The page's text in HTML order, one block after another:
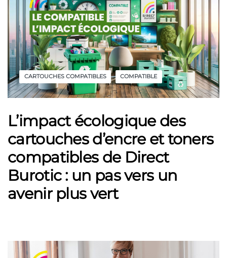
CARTOUCHES COMPATIBLES COMPATIBLE
L’impact écologique des
cartouches d’encre et toners
compatibles de Direct
Burotic : un pas vers un
avenir plus vert